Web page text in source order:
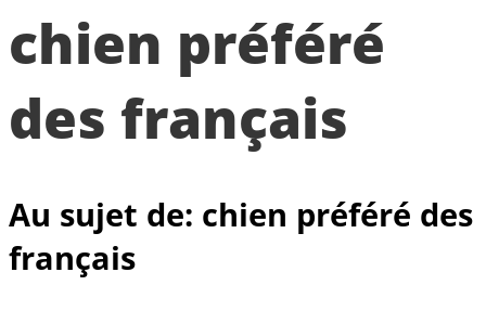
chien préféré
des français
Au sujet de: chien préféré des
français